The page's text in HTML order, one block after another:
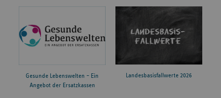
Gesunde Lebenswelten – Ein
Angebot der Ersatzkassen
Landesbasisfallwerte 2026